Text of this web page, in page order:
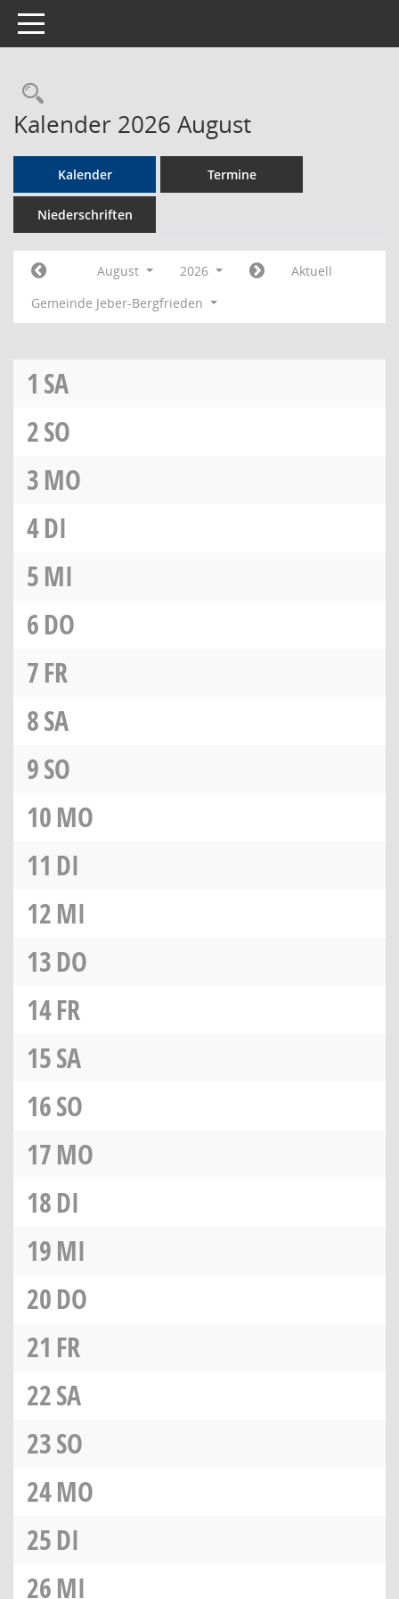
Toggle navigation
Rechercheauswahl
Kalender 2026 August
Kalender Termine
Niederschriften
August 2026
Aktuell
Gemeinde Jeber-Bergfrieden
1 SA
2SO
3MO
4DI
5MI
6DO
7FR
8SA
9SO
10MO
11 DI
12MI
13DO
14FR
15SA
16SO
17MO
18DI
19MI
20DO
21 FR
22SA
23SO
24MO
25DI
26MI